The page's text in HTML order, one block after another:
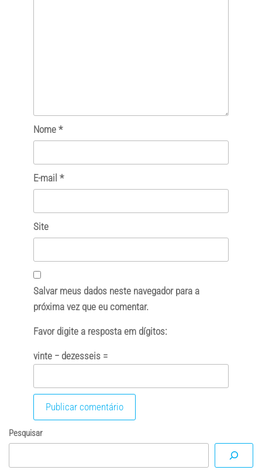
Nome *
E-mail *
Site
Salvar meus dados neste navegador para a
próxima vez que eu comentar.
Favor digite a resposta em dígitos:
vinte − dezesseis =
Pesquisar